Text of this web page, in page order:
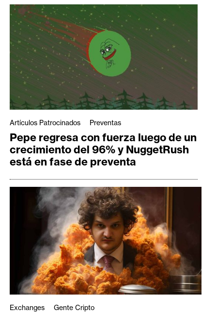
Artículos Patrocinados Preventas
Pepe regresa con fuerza luego de un
crecimiento del 96% y NuggetRush
está en fase de preventa
Exchanges Gente Cripto